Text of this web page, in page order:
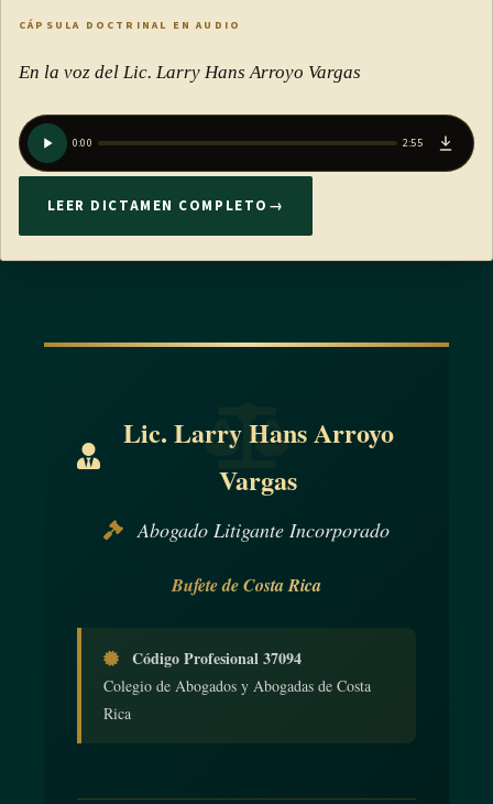
CÁPSULA DOCTRINAL EN AUDIO
En la voz del Lic. Larry Hans Arroyo Vargas
0:00 2:55
LEER DICTAMEN COMPLETO →
Lic. Larry Hans Arroyo
Vargas
Abogado Litigante Incorporado
Bufete de Costa Rica
Código Profesional 37094
Colegio de Abogados y Abogadas de Costa
Rica